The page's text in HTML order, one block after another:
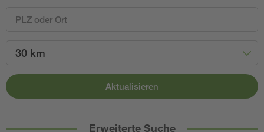
30 km
Aktualisieren
Erweiterte Suche